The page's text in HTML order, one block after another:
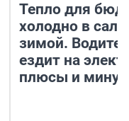
Тепло для
холодно в
зимой.
ездит на
плюсы и